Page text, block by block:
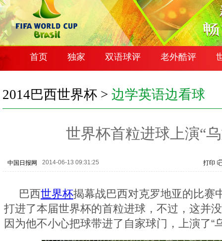
首页 独家 双语球评 老外酷评
2014巴西世界杯 > 边学英语边看球
世界杯首粒进球上演“
中国日报网 2014-06-13 09:31:25 打印
巴西世界杯揭幕战巴西对克罗地亚的比赛
打进了本届世界杯的首粒进球，不过，这并
因为他不小心把球带进了自家球门，上演了“